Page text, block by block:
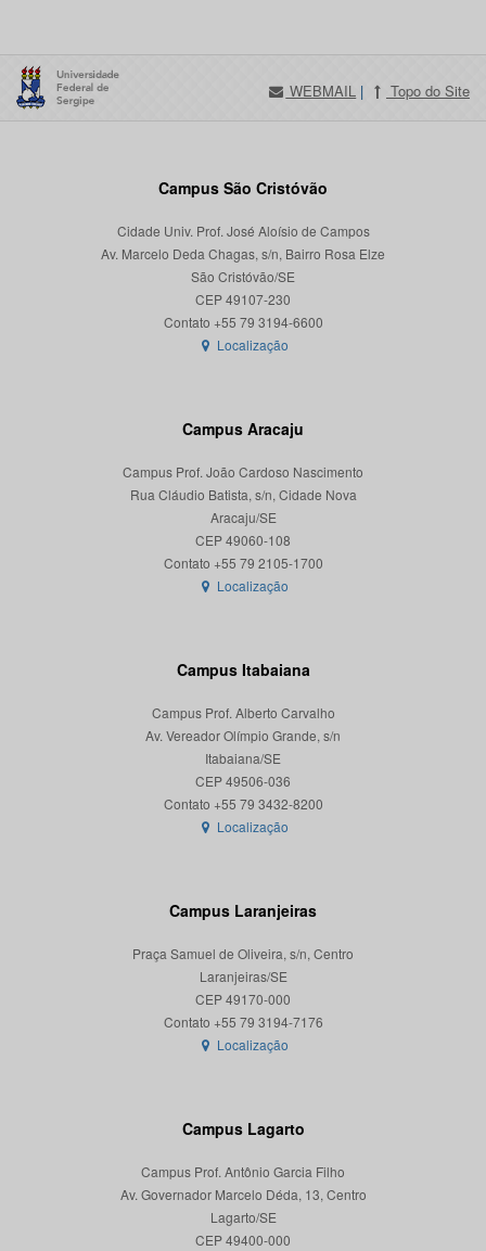
WEBMAIL | Topo do Site
Campus São Cristóvão
Cidade Univ. Prof. José Aloísio de Campos
Av. Marcelo Deda Chagas, s/n, Bairro Rosa Elze
São Cristóvão/SE
CEP 49107-230
Localização
Campus Aracaju
Campus Prof. João Cardoso Nascimento
Rua Cláudio Batista, s/n, Cidade Nova
Aracaju/SE
CEP 49060-108
Localização
Campus Itabaiana
Campus Prof. Alberto Carvalho
Av. Vereador Olímpio Grande, s/n
Itabaiana/SE
CEP 49506-036
Localização
Campus Laranjeiras
Praça Samuel de Oliveira, s/n, Centro
Laranjeiras/SE
CEP 49170-000
Localização
Campus Lagarto
Campus Prof. Antônio Garcia Filho
Av. Governador Marcelo Déda, 13, Centro
Lagarto/SE
CEP 49400-000